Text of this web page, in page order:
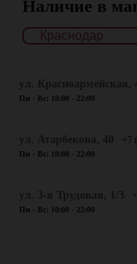
Наличие в
Пн - Вс: 10:00 - 22:00
+7
Пн - Вс: 10:00 - 22:00
Пн - Вс: 10:00 - 22:00